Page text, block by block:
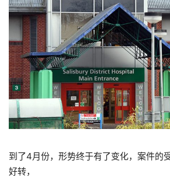
到了4月份，形势终于有了变化，案件的
好转，